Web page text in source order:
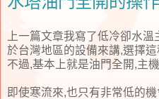
上一篇文章我寫了低冷卻水
於台灣地區的設備來講,選擇
不過,基本上就是油門全開,主
即使寒流來,也只有非常低的